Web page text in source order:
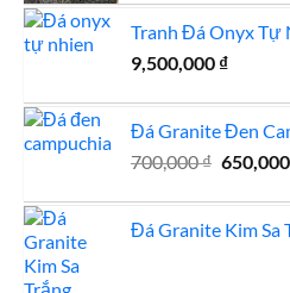
Tranh Đá Onyx Tự
9,500,000 ₫
Đá Granite Đen
700,000₫ Giá
700,000
650,000
Đá Granite Kim Sa